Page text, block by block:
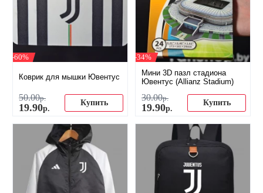
-60%
Коврик для мышки Ювентус
50.00р.
19.90р.
Купить
-34%
Мини 3D пазл стадиона
Ювентус (Allianz Stadium)
30.00р.
19.90р.
Купить